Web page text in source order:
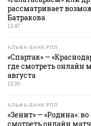
рассматривает
Батракова
12:47
АЛЬФА-БАНК РПЛ
«Спартак» —
где смотреть онлайн
августа
12:30
АЛЬФА-БАНК РПЛ
«Зенит» — «Родина»:
смотреть онлайн